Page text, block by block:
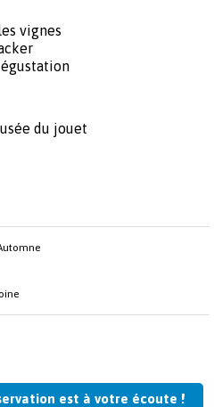
vignes
du jouet
est à votre écoute !